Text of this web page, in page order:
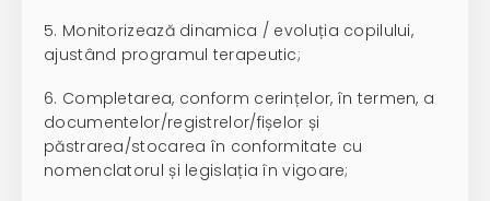
5. Monitorizează dinamica / evoluția copilului,
ajustând programul terapeutic;
6. Completarea, conform cerințelor, în termen, a
documentelor/registrelor/fișelor și
păstrarea/stocarea în conformitate cu
nomenclatorul și legislația în vigoare;